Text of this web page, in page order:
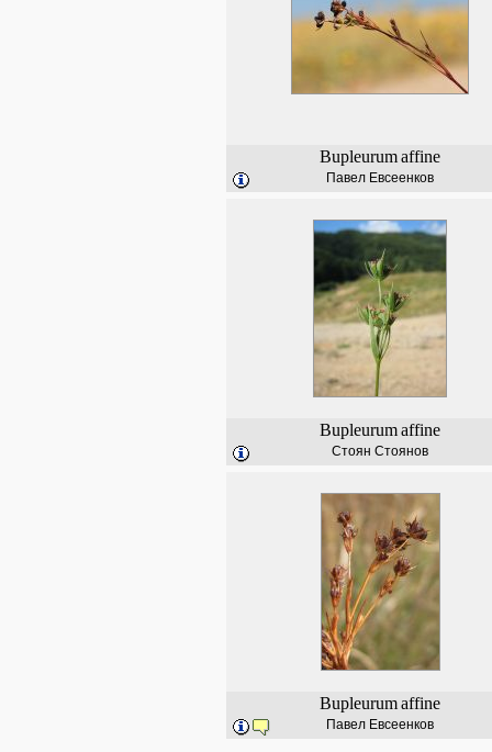
Bupleurumaffine
Павел Евсеенков
Bupleurumaffine
Стоян Стоянов
Bupleurumaffine
Павел Евсеенков